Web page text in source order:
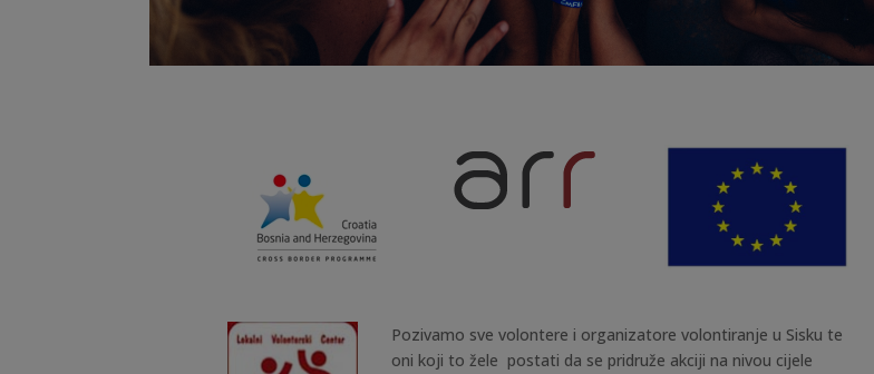
Pozivamo sve volontere i organizatore volontiranje u Sisku te
oni koji to žele postati da se pridruže akciji na nivou cijele